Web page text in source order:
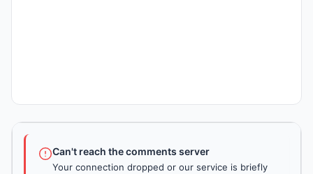
Can't reach the comments server
Your connection dropped or our service is briefly